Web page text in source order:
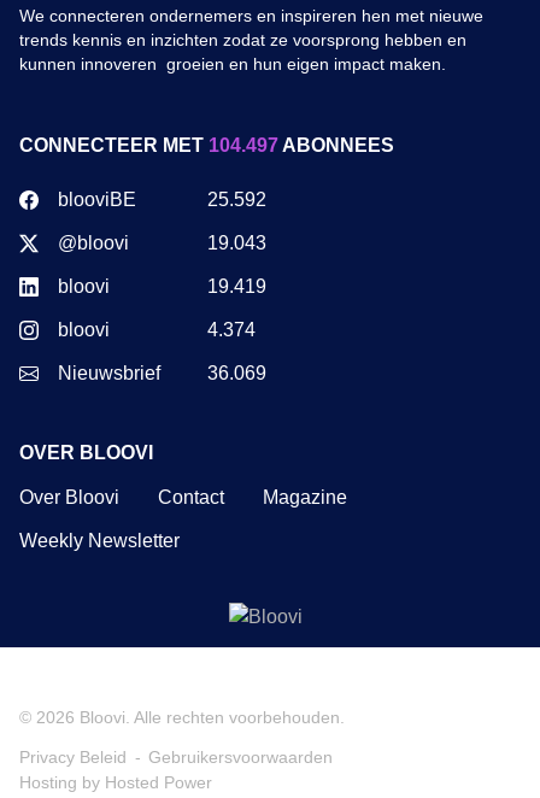
We connecteren ondernemers en inspireren hen met nieuwe
trends kennis en inzichten zodat ze voorsprong hebben en
kunnen innoveren groeien en hun eigen impact maken.
CONNECTEER MET 104.497ABONNEES
blooviBE 25.592
@bloovi 19.043
bloovi 19.419
bloovi 4.374
Nieuwsbrief 36.069
OVER BLOOVI
Over Bloovi Contact Magazine
Weekly Newsletter
© 2026 Bloovi . Alle rechten voorbehouden.
Privacy Beleid
Gebruikersvoorwaarden
Hosting by Hosted Power